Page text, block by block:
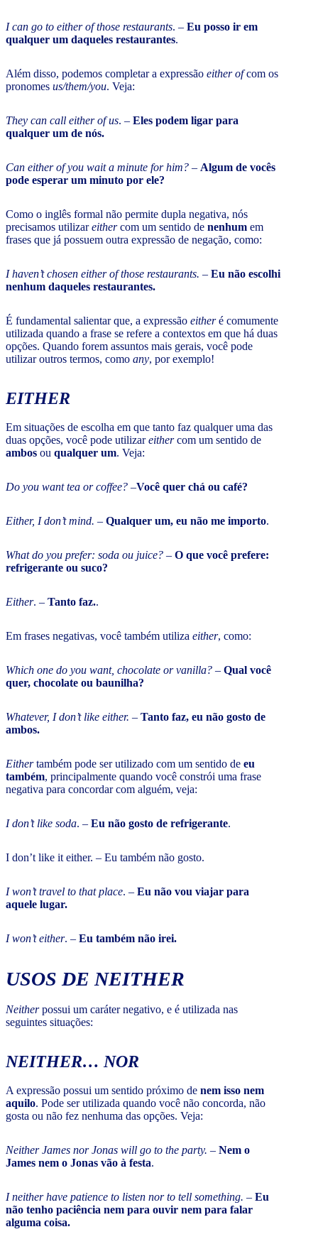
I can go to either of those restaurants. – Eu posso ir em
qualquer um daqueles restaurantes.
Além disso, podemos completar a expressão either ofcom os
pronomes us/them/you. Veja:
They can call either of us. – Eles podem ligar para
qualquer um de nós.
Can either of you wait a minute for him? – Algum de vocês
pode esperar um minuto por ele?
Como o inglês formal não permite dupla negativa, nós
precisamos utilizareithercom um sentido de nenhum em
frases que já possuem outra expressão de negação, como:
I haven’t chosen either of those restaurants. – Eu não escolhi
nenhum daqueles restaurantes.
É fundamental salientar que, a expressão eitheré comumente
utilizada quando a frase se refere a contextos em que há duas
opções. Quando forem assuntos mais gerais, você pode
utilizar outros termos, como any, por exemplo!
EITHER
Em situações de escolha em que tanto faz qualquer uma das
duas opções, você pode utilizareithercom um sentido de
ambos ou qualquer um. Veja:
Do you want tea or coffee? –Você quer chá ou café?
Either, I don’t mind. – Qualquer um, eu não me importo.
What do you prefer: soda ou juice? – O que você prefere:
refrigerante ou suco?
Either. – Tanto faz..
Em frases negativas, você também utiliza either, como:
Which one do you want, chocolate or vanilla? – Qual você
quer, chocolate ou baunilha?
Whatever, I don’t like either. – Tanto faz, eu não gosto de
ambos.
Eithertambém pode ser utilizado com um sentido de eu
também, principalmente quando você constrói uma frase
negativa para concordar com alguém, veja:
I don’t like soda. – Eu não gosto de refrigerante.
I don’t like it either. – Eu também não gosto.
I won’t travel to that place. – Eu não vou viajar para
aquele lugar.
I won’t either. – Eu também não irei.
USOS DE NEITHER
Neitherpossui um caráter negativo, e é utilizada nas
seguintes situações:
NEITHER… NOR
A expressão possui um sentido próximo de nem isso nem
aquilo. Pode ser utilizada quando você não concorda, não
gosta ou não fez nenhuma das opções. Veja:
Neither James nor Jonas will go to the party. – Nem o
James nem o Jonas vão à festa.
I neither have patience to listen nor to tell something. – Eu
não tenho paciência nem para ouvir nem para falar
alguma coisa.